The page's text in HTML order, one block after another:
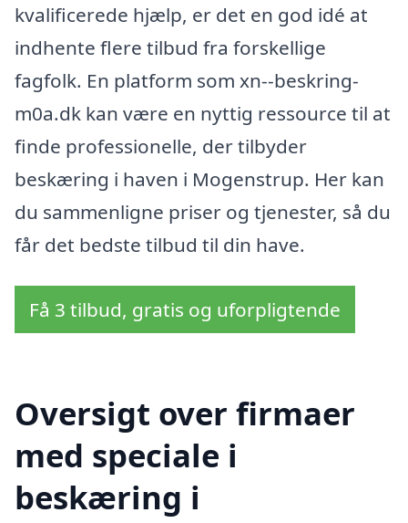
kvalificerede hjælp, er det en god idé at
indhente flere tilbud fra forskellige
fagfolk. En platform som xn--beskring-
m0a.dk kan være en nyttig ressource til at
finde professionelle, der tilbyder
beskæring i haven i Mogenstrup. Her kan
du sammenligne priser og tjenester, så du
får det bedste tilbud til din have.
Få 3 tilbud, gratis og uforpligtende
Oversigt over firmaer
med speciale i
beskæring i